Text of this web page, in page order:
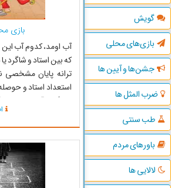
گویش
بازی‌های محلی
جشن‌ها و آیین ها
ضرب المثل ها
طب سنتی
باورهای مردم
لالایی ها
بازی
آب اومد، کدوم آب این
که بین استاد و شاگرد
ترانه پایان مشخصى
استعداد استاد و
این‌گونه آغاز مى‌شود
آب؟ آبی که تش